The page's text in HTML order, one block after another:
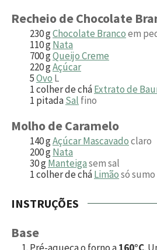
Recheio de Chocolate
230gChocolate Brancoem
110gNata
700gQueijo Creme
220gAçúcar
5Ovo L
1colher de cháExtrato de
1 pitadaSal fino
Molho de Caramelo
140gAçúcar Mascavadoclaro
200gNata
30gManteigasem sal
1colher de cháLimãosó sumo
INSTRUÇÕES
Base